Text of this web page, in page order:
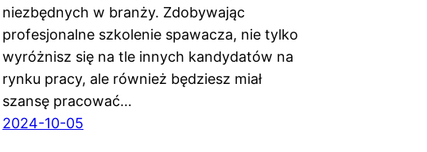
niezbędnych w branży. Zdobywając
profesjonalne szkolenie spawacza, nie tylko
wyróżnisz się na tle innych kandydatów na
rynku pracy, ale również będziesz miał
szansę pracować…
2024-10-05